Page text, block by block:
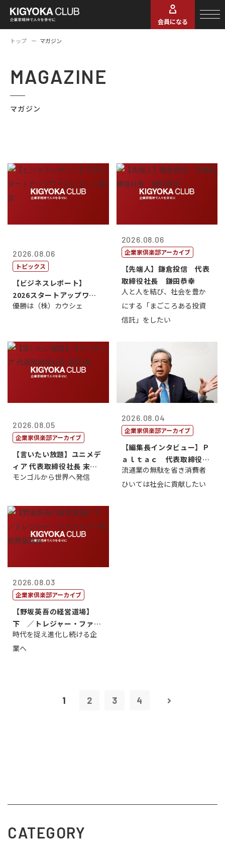
会員になる
トップ マガジン
MAGAZINE
マガジン
2026.08.06
トピックス
【ビジネスレポート】
2026スタートアップワー
ルドカップ東京
優勝は（株）カウシェ
2026.08.06
企業家倶楽部アーカイブ
【先端人】鎌倉投信 代表
取締役社長 鎌田恭幸
人と人を結び、社会を豊か
にする「まごころある投資
信託」をしたい
2026.08.05
企業家倶楽部アーカイブ
【言いたい放題】ユニメデ
ィア 代表取締役社長 末田
真
モンゴルから世界へ発信
2026.08.04
企業家倶楽部アーカイブ
【編集長インタビュー】Ｐ
ａｌｔａｃ 代表取締役会
長三木田國夫
流通業の無駄を省き消費者
ひいては社会に貢献したい
2026.08.03
企業家倶楽部アーカイブ
【野坂英吾の経営道場】
下 ／トレジャー・ファク
トリー社長野坂...
時代を捉え進化し続ける企
業へ
1 2 3 4
CATEGORY